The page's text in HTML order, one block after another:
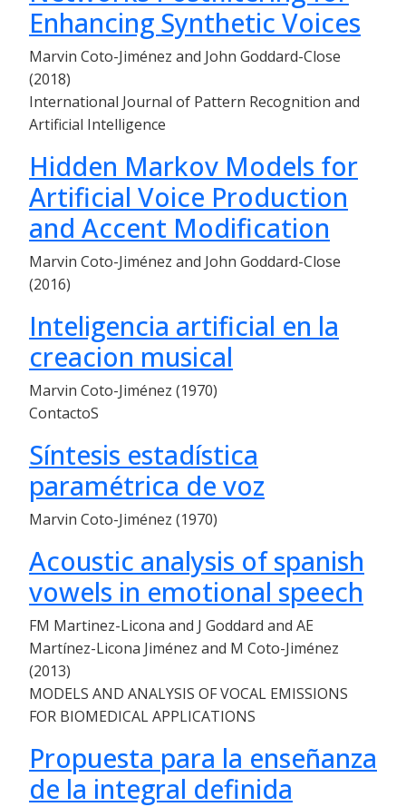
Enhancing Synthetic Voices
Marvin Coto-Jiménez and John Goddard-Close
(2018)
International Journal of Pattern Recognition and
Artificial Intelligence
Hidden Markov Models for
Artificial Voice Production
and Accent Modification
Marvin Coto-Jiménez and John Goddard-Close
(2016)
Inteligencia artificial en la
creacion musical
Marvin Coto-Jiménez (1970)
ContactoS
Síntesis estadística
paramétrica de voz
Marvin Coto-Jiménez (1970)
Acoustic analysis of spanish
vowels in emotional speech
FM Martinez-Licona and J Goddard and AE
Martínez-Licona Jiménez and M Coto-Jiménez
(2013)
MODELS AND ANALYSIS OF VOCAL EMISSIONS
FOR BIOMEDICAL APPLICATIONS
Propuesta para la enseñanza
de la integral definida